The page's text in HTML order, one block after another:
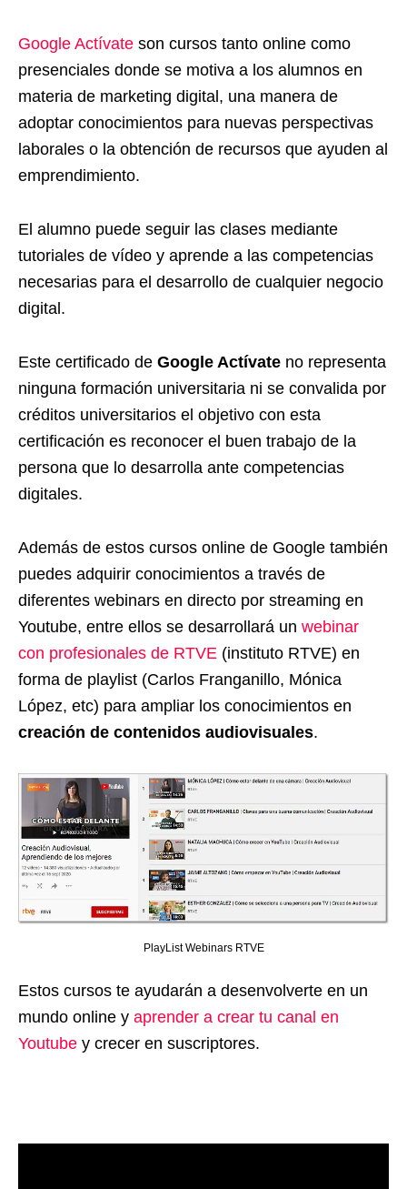
Google Actívate son cursos tanto online como
presenciales donde se motiva a los alumnos en
materia de marketing digital, una manera de
adoptar conocimientos para nuevas perspectivas
laborales o la obtención de recursos que ayuden al
emprendimiento.
El alumno puede seguir las clases mediante
tutoriales de vídeo y aprende a las competencias
necesarias para el desarrollo de cualquier negocio
digital.
Este certificado de Google Actívate no representa
ninguna formación universitaria ni se convalida por
créditos universitarios el objetivo con esta
certificación es reconocer el buen trabajo de la
persona que lo desarrolla ante competencias
digitales.
Además de estos cursos online de Google también
puedes adquirir conocimientos a través de
diferentes webinars en directo por streaming en
Youtube, entre ellos se desarrollará un webinar
con profesionales de RTVE (instituto RTVE) en
forma de playlist (Carlos Franganillo, Mónica
López, etc) para ampliar los conocimientos en
creación de contenidos audiovisuales.
PlayList Webinars RTVE
Estos cursos te ayudarán a desenvolverte en un
mundo online y aprender a crear tu canal en
Youtube y crecer en suscriptores.